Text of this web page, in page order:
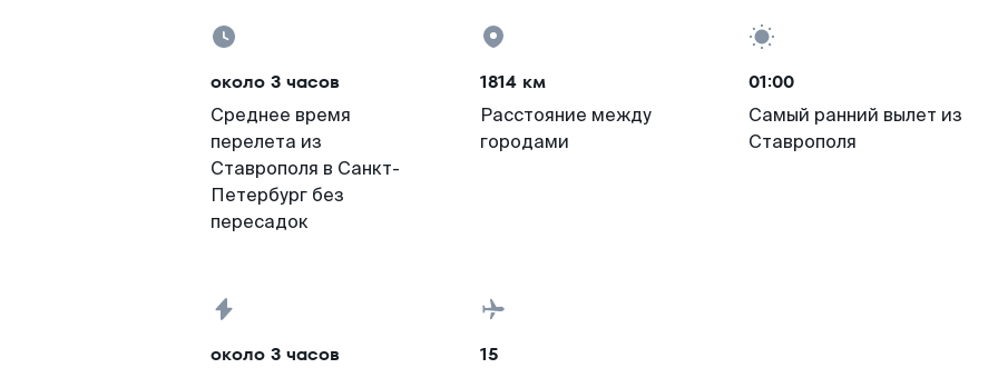
около 3 часов
Среднее время
перелета из
Ставрополя в Санкт-
Петербург без
пересадок
1814 км
Расстояние между
городами
01:00
Самый ранний вылет из
Ставрополя
около 3 часов 15